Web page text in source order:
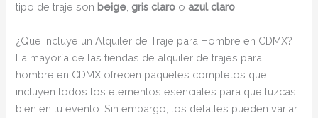
tipo de traje son beige,gris claro oazul claro.
¿Qué Incluye un Alquiler de Traje para Hombre en CDMX?
La mayoría de las tiendas de alquiler de trajes para
hombre en CDMX ofrecen paquetes completos que
incluyen todos los elementos esenciales para que luzcas
bien en tu evento. Sin embargo, los detalles pueden variar